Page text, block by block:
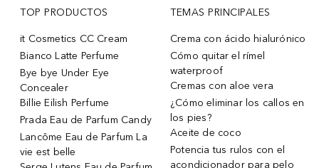
TOP PRODUCTOS
it Cosmetics CC Cream
Bianco Latte Perfume
Bye bye Under Eye
Concealer
Billie Eilish Perfume
Prada Eau de Parfum Candy
Lancôme Eau de Parfum La
vie est belle
TEMAS PRINCIPALES
Crema con ácido hialurónico
Cómo quitar el rímel
waterproof
Cremas con aloe vera
¿Cómo eliminar los callos en
los pies?
Aceite de coco
Potencia tus rulos con el
acondicionador para pelo